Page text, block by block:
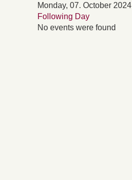
Monday, 07. October 2024
Following Day
No events were found